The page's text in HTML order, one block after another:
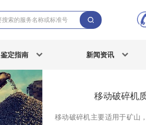
鉴定指南 新闻资讯
移动破碎机
移动破碎机主要适用于矿山